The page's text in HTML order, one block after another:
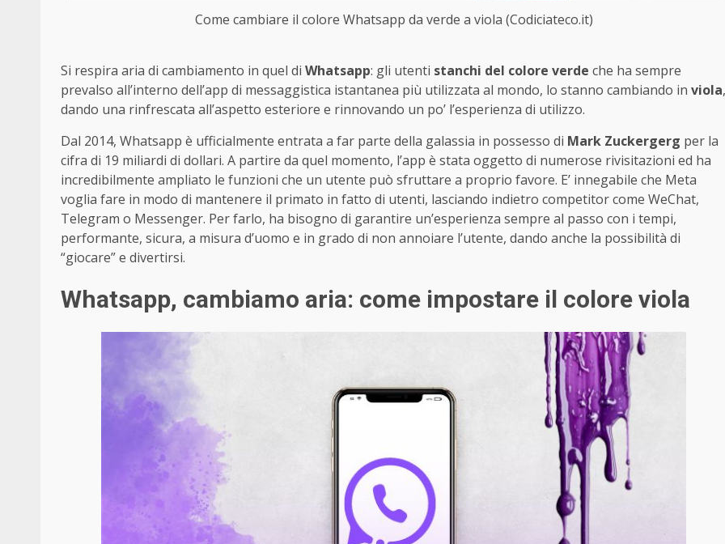
Come cambiare il colore Whatsapp da verde a viola (Codiciateco.it)
Si respira aria di cambiamento in quel di Whatsapp: gli utenti stanchi del colore verde che ha sempre
prevalso all’interno dell’app di messaggistica istantanea più utilizzata al mondo, lo stanno cambiando in viola,
dando una rinfrescata all’aspetto esteriore e rinnovando un po’ l’esperienza di utilizzo.
Dal 2014, Whatsapp è ufficialmente entrata a far parte della galassia in possesso di Mark Zuckergerg per la
cifra di 19 miliardi di dollari. A partire da quel momento, l’app è stata oggetto di numerose rivisitazioni ed ha
incredibilmente ampliato le funzioni che un utente può sfruttare a proprio favore. E’ innegabile che Meta
voglia fare in modo di mantenere il primato in fatto di utenti, lasciando indietro competitor come WeChat,
Telegram o Messenger. Per farlo, ha bisogno di garantire un’esperienza sempre al passo con i tempi,
performante, sicura, a misura d’uomo e in grado di non annoiare l’utente, dando anche la possibilità di
“giocare” e divertirsi.
Whatsapp, cambiamo aria: come impostare il colore viola